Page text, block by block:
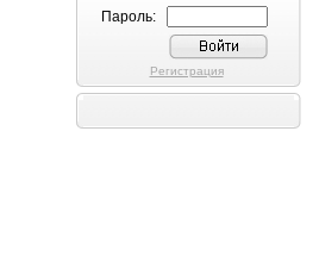
Пароль:
Регистрация